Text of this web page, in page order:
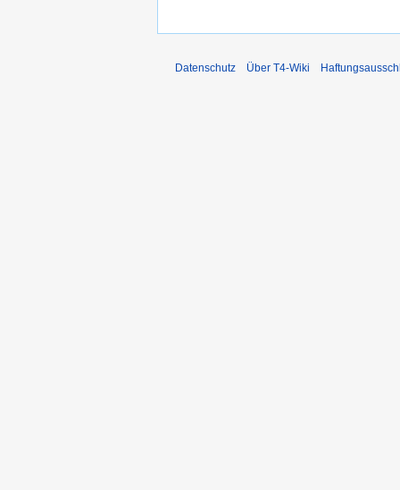
Datenschutz Über T4-Wiki